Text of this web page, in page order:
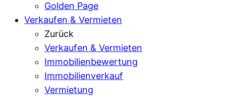
Golden Page
Verkaufen & Vermieten
Zurück
Verkaufen & Vermieten
Immobilienbewertung
Immobilienverkauf
Vermietung